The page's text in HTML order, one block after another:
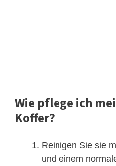
Wie pflege ich
Koffer?
Reinigen Sie sie
und einem